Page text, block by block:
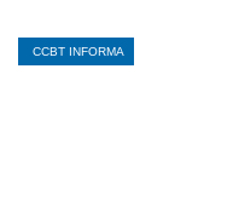
CCBT INFORMA